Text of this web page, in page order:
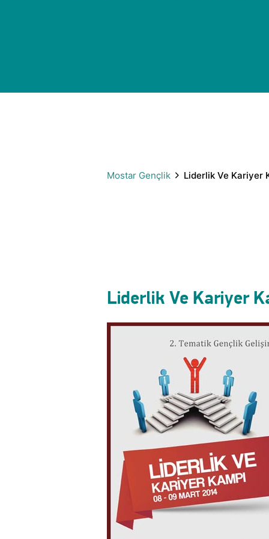
Mostar Gençlik Liderlik Ve Kariyer
Liderlik Ve Kariyer